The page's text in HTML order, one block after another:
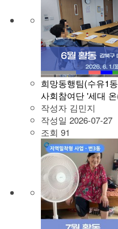
희망동행팀(수유1
사회참여단 '세대
작성자 김민지
작성일 2026-07-27
조회 91